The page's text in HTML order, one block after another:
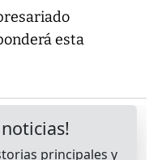
esta